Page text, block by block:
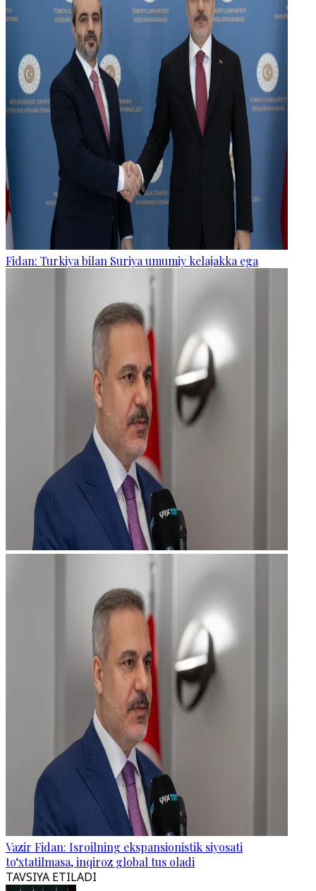
Fidan: Turkiya bilan Suriya umumiy kelajakka ega
Vazir Fidan: Isroilning ekspansionistik siyosati
to‘xtatilmasa, inqiroz global tus oladi
TAVSIYA ETILADI